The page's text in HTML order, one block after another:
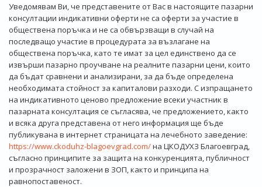
Уведомявам Ви, че представените от Вас в настоящите пазарни
консултации индикативни оферти не са оферти за участие в
обществена поръчка и не са обвързващи в случай на
последващо участие в процедурата за възлагане на
обществена поръчка, като те имат за цел единствено да се
извърши пазарно проучване на реалните пазарни цени, които
да бъдат сравнени и анализирани, за да бъде определена
необходимата стойност за капиталови разходи. С изпращането
на индикативното ценово предложение всеки участник в
пазарната консултация се съгласява, че предложението, както
и всяка друга представена от него информация ще бъде
публикувана в интернет страницата на лечебното заведение:
https://www.ckoduhz-blagoevgrad.com/на ЦКОДУХЗ Благоевград,
съгласно принципите за защита на конкуренцията, публичност
и прозрачност заложени в ЗОП, както и принципа на
равнопоставеност.